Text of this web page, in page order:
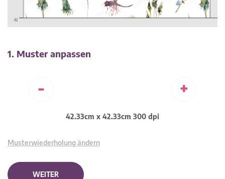
1. Muster anpassen
- +
42.33cm x 42.33cm 300 dpi
Musterwiederholung ändern
WEITER